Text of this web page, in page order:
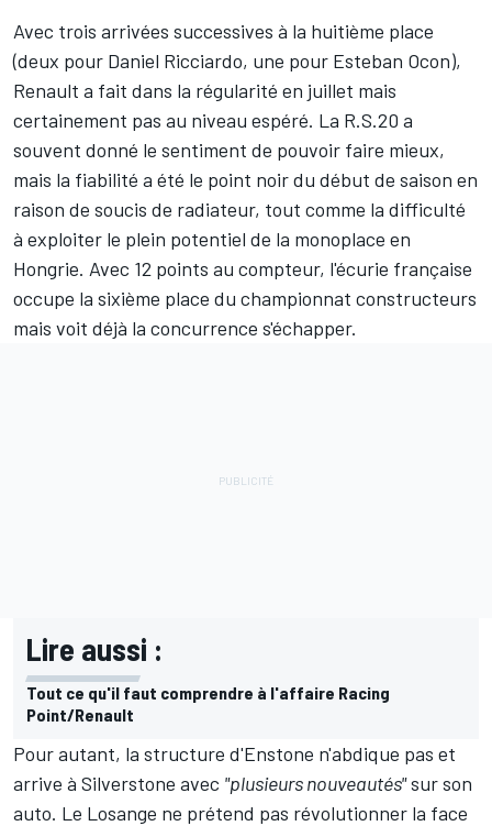
Avec trois arrivées successives à la huitième place
(deux pour Daniel Ricciardo, une pour Esteban Ocon),
Renault a fait dans la régularité en juillet mais
certainement pas au niveau espéré. La R.S.20 a
souvent donné le sentiment de pouvoir faire mieux,
mais la fiabilité a été le point noir du début de saison en
raison de soucis de radiateur, tout comme la difficulté
à exploiter le plein potentiel de la monoplace en
Hongrie. Avec 12 points au compteur, l'écurie française
occupe la sixième place du championnat constructeurs
mais voit déjà la concurrence s'échapper.
Lire aussi :
Tout ce qu'il faut comprendre à l'affaire Racing
Point/Renault
Pour autant, la structure d'Enstone n'abdique pas et
arrive à Silverstone avec "plusieurs nouveautés"sur son
auto. Le Losange ne prétend pas révolutionner la face